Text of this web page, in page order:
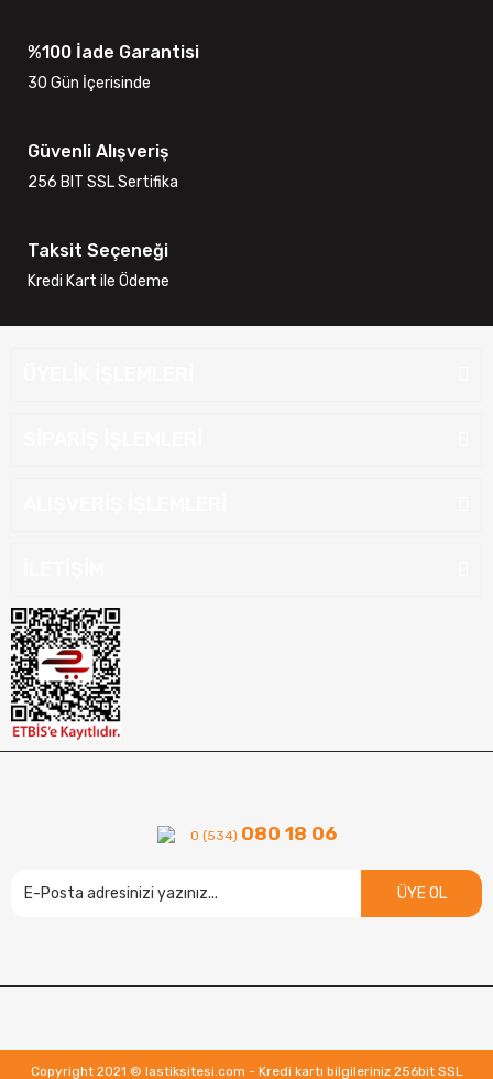
%100 İade Garantisi
30 Gün İçerisinde
Güvenli Alışveriş
256 BIT SSL Sertifika
Taksit Seçeneği
Kredi Kart ile Ödeme
0 (534) 080 18 06
ÜYE OL
Copyright 2021 © lastiksitesi.com - Kredi kartı bilgileriniz 256bit SSL